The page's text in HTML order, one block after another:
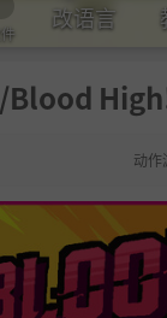
改语言
/Blood
动作